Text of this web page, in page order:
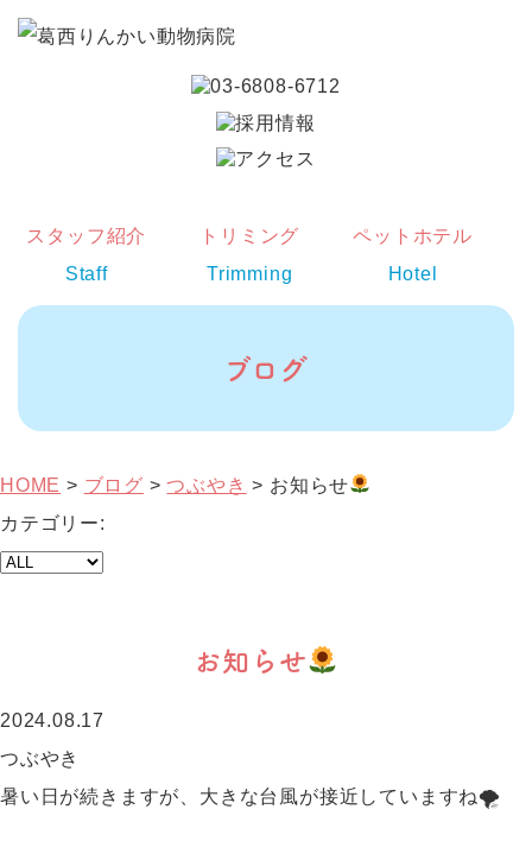
スタッフ紹介
Staff
トリミング
Trimming
ペットホテル
Hotel
ブログ
HOME > ブログ >つぶやき > お知らせ
カテゴリー:
お知らせ
2024.08.17
つぶやき
暑い日が続きますが、大きな台風が接近していますね🌪